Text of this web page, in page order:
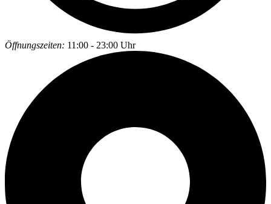
Öffnungszeiten: 11:00 - 23:00 Uhr